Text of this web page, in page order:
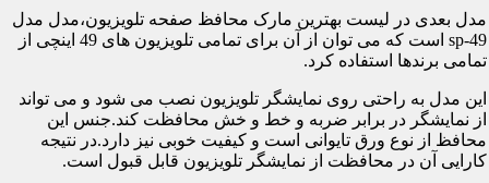
مدل بعدی در لیست بهترین مارک محافظ صفحه تلویزیون،مدل مدل
sp-49 است که می توان از آن برای تمامی تلویزیون های 49 اینچی از
تمامی برندها استفاده کرد.
این مدل به راحتی روی نمایشگر تلویزیون نصب می شود و می تواند
از نمایشگر در برابر ضربه و خط و خش محافظت کند.جنس این
محافظ از نوع ورق تایوانی است و کیفیت خوبی نیز دارد.در نتیجه
کارایی آن در محافظت از نمایشگر تلویزیون قابل قبول است.